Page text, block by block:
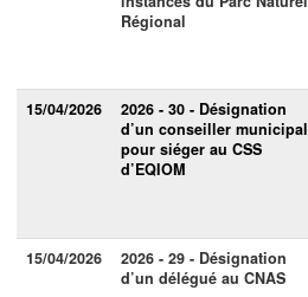
Régional
15/04/2026
2026 - 30 - Désignation
d’un conseiller municipal
pour siéger au CSS
d’EQIOM
15/04/2026
2026 - 29 - Désignation
d’un délégué au CNAS